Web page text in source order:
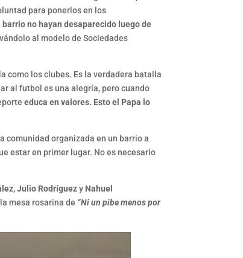
para ponerlos en los
no hayan desaparecido luego de
al modelo de Sociedades
como los clubes. Es la verdadera batalla
al futbol es una alegría, pero cuando
educa en valores. Esto el Papa lo
comunidad organizada en un barrio a
estar en primer lugar. No es necesario
Julio Rodríguezy Nahuel
mesa rosarina de “Ni un pibe menos por